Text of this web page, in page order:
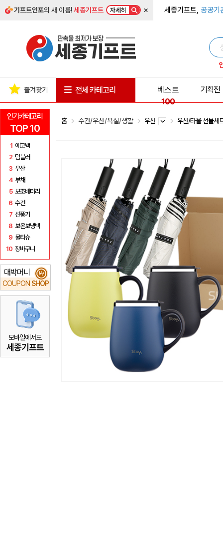
기프트인포의 새 이름!세종기프트 자세히 × 세종기프트, 공공기
인기카테고리
TOP 10
1 에코백
2 텀블러
3 우산
4 부채
5 보조배터리
6 수건
7 선풍기
8 보온보냉백
9 물티슈
10 장바구니
대박머니
COUPON SHOP
₩
모바일에서도
세종기프트
즐겨찾기 전체 카테고리
베스트
100
기획전
홈 수건/우산/욕실/생활 우산 우산/타올 선물세